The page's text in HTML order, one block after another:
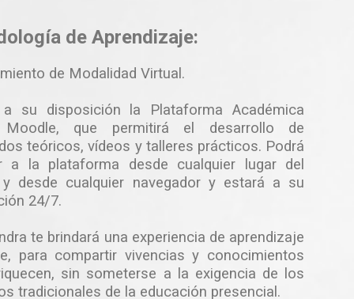
de Aprendizaje:
de Modalidad Virtual.
a su disposición la Plataforma Académica
Moodle, que permitirá el desarrollo de
teóricos, vídeos y talleres prácticos. Podrá
a la plataforma desde cualquier lugar del
desde cualquier navegador y estará a su
24/7.
te brindará una experiencia de aprendizaje
para compartir vivencias y conocimientos
sin someterse a la exigencia de los
tradicionales de la educación presencial.